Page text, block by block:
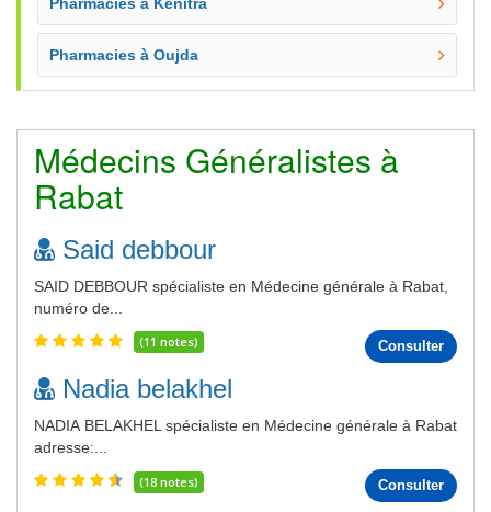
Pharmacies à Oujda
Médecins Généralistes à
Rabat
Said debbour
SAID DEBBOUR spécialiste en Médecine générale à Rabat,
numéro de...
(11 notes) Consulter
Nadia belakhel
NADIA BELAKHEL spécialiste en Médecine générale à Rabat
adresse:...
(18 notes) Consulter